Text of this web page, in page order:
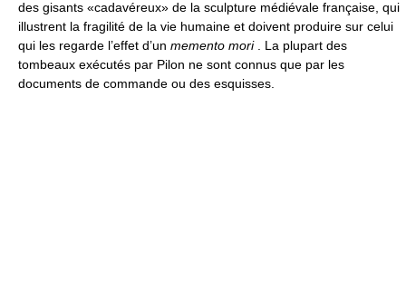
des gisants «cadavéreux» de la sculpture médiévale française, qui
illustrent la fragilité de la vie humaine et doivent produire sur celui
qui les regarde l’effet d’un memento mori. La plupart des
tombeaux exécutés par Pilon ne sont connus que par les
documents de commande ou des esquisses.